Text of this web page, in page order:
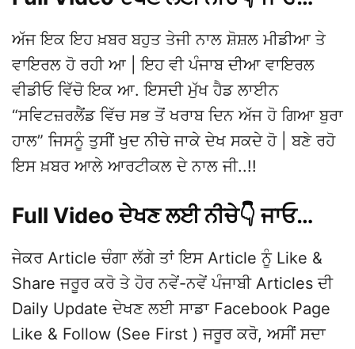
ਅੱਜ ਇਕ ਇਹ ਖ਼ਬਰ ਬਹੁਤ ਤੇਜੀ ਨਾਲ ਸ਼ੋਸ਼ਲ ਮੀਡੀਆ ਤੇ
ਵਾਇਰਲ ਹੋ ਰਹੀ ਆ | ਇਹ ਵੀ ਪੰਜਾਬ ਦੀਆ ਵਾਇਰਲ
ਵੀਡੀਓ ਵਿੱਚੋ ਇਕ ਆ. ਇਸਦੀ ਮੁੱਖ ਹੈਡ ਲਾਈਨ
“ਸਵਿਟਜ਼ਰਲੈਂਡ ਵਿੱਚ ਸਭ ਤੋਂ ਖਰਾਬ ਦਿਨ ਅੱਜ ਹੋ ਗਿਆ ਬੁਰਾ
ਹਾਲ” ਜਿਸਨੂੰ ਤੁਸੀਂ ਖੁਦ ਨੀਚੇ ਜਾਕੇ ਦੇਖ ਸਕਦੇ ਹੋ | ਬਣੇ ਰਹੋ
ਇਸ ਖ਼ਬਰ ਆਲੇ ਆਰਟੀਕਲ ਦੇ ਨਾਲ ਜੀ..!!
Full Video ਦੇਖਣ ਲਈ ਨੀਚੇ👇 ਜਾਓ…
ਜੇਕਰ Article ਚੰਗਾ ਲੱਗੇ ਤਾਂ ਇਸ Article ਨੂੰ Like &
Share ਜਰੂਰ ਕਰੋ ਤੇ ਹੋਰ ਨਵੇਂ-ਨਵੇਂ ਪੰਜਾਬੀ Articles ਦੀ
Daily Update ਦੇਖਣ ਲਈ ਸਾਡਾ Facebook Page
Like & Follow (See First ) ਜਰੂਰ ਕਰੋ, ਅਸੀਂ ਸਦਾ